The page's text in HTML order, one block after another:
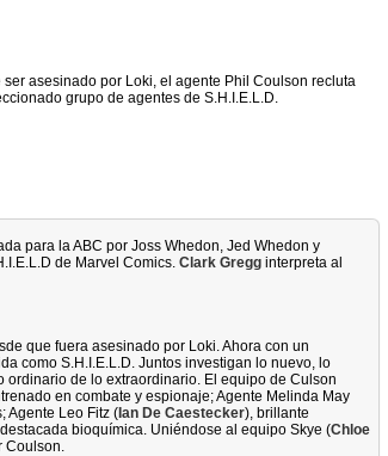
asesinado por Loki, el agente Phil Coulson recluta
grupo de agentes de S.H.I.E.L.D.
para la ABC por Joss Whedon, Jed Whedon y
de Marvel Comics. Clark Gregg interpreta al
que fuera asesinado por Loki. Ahora con un
como S.H.I.E.L.D. Juntos investigan lo nuevo, lo
de lo extraordinario. El equipo de Culson
en combate y espionaje; Agente Melinda May
Agente Leo Fitz (Ian De Caestecker), brillante
bioquímica. Uniéndose al equipo Skye (Chloe
Coulson.